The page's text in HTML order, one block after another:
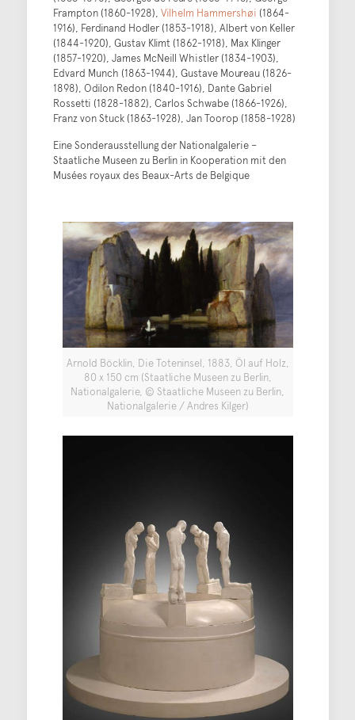
Frampton (1860-1928), Vilhelm Hammershøi (1864-
1916), Ferdinand Hodler (1853-1918), Albert von Keller
(1844-1920), Gustav Klimt (1862-1918), Max Klinger
(1857-1920), James McNeill Whistler (1834-1903),
Edvard Munch (1863-1944), Gustave Moureau (1826-
1898), Odilon Redon (1840-1916), Dante Gabriel
Rossetti (1828-1882), Carlos Schwabe (1866-1926),
Franz von Stuck (1863-1928), Jan Toorop (1858-1928)
Eine Sonderausstellung der Nationalgalerie –
Staatliche Museen zu Berlin in Kooperation mit den
Musées royaux des Beaux-Arts de Belgique
Arnold Böcklin, Die Toteninsel, 1883, Öl auf Holz,
80 x 150 cm (Staatliche Museen zu Berlin,
Nationalgalerie, © Staatliche Museen zu Berlin,
Nationalgalerie / Andres Kilger)